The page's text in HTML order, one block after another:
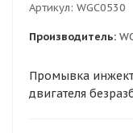
Артикул: WGC0530
Производитель:
Промывка
двигателя